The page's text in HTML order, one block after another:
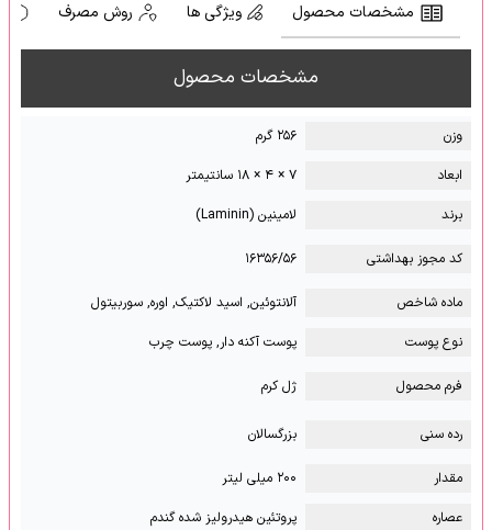
مشخصات محصول ویژگی ها روش مصرف
مشخصات محصول
وزن
۲۵۶ گرم
ابعاد
۷ × ۴ × ۱۸ سانتیمتر
برند
لامینین (Laminin)
کد مجوز بهداشتی ۱۶۳۵۶/۵۶
ماده شاخص
آلانتوئین, اسید لاکتیک, اوره, سوربیتول
نوع پوست
پوست آکنه دار, پوست چرب
فرم محصول ژل کرم
رده سنی بزرگسالان
مقدار
۲۰۰ میلی لیتر
عصاره
پروتئین هیدرولیز شده گندم